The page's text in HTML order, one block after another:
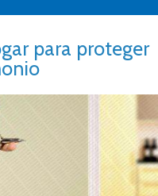
para proteger